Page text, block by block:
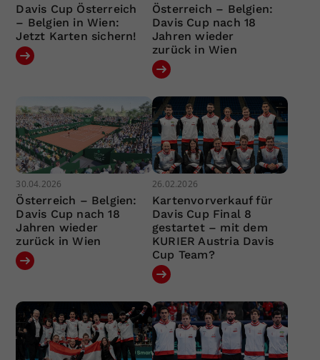
Davis Cup Österreich
– Belgien in Wien:
Jetzt Karten sichern!
Österreich – Belgien:
Davis Cup nach 18
Jahren wieder
zurück in Wien
30.04.2026
Österreich – Belgien:
Davis Cup nach 18
Jahren wieder
zurück in Wien
26.02.2026
Kartenvorverkauf für
Davis Cup Final 8
gestartet – mit dem
KURIER Austria Davis
Cup Team?